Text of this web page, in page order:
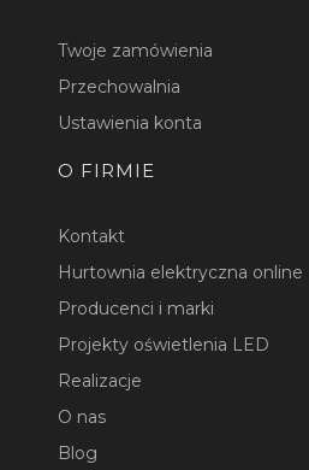
Twoje zamówienia
Przechowalnia
Ustawienia konta
O FIRMIE
Kontakt
Hurtownia elektryczna online
Producenci i marki
Projekty oświetlenia LED
Realizacje
O nas
Blog